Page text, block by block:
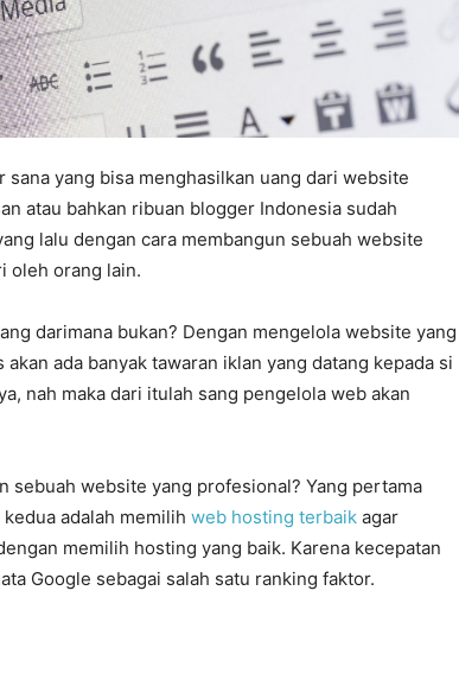
sana yang bisa menghasilkan uang dari website
atau bahkan ribuan blogger Indonesia sudah
lalu dengan cara membangun sebuah website
oleh orang lain.
darimana bukan? Dengan mengelola website yang
ada banyak tawaran iklan yang datang kepada si
nah maka dari itulah sang pengelola web akan
sebuah website yang profesional? Yang pertama
adalah memilih web hosting terbaik agar
memilih hosting yang baik. Karena kecepatan
Google sebagai salah satu ranking faktor.